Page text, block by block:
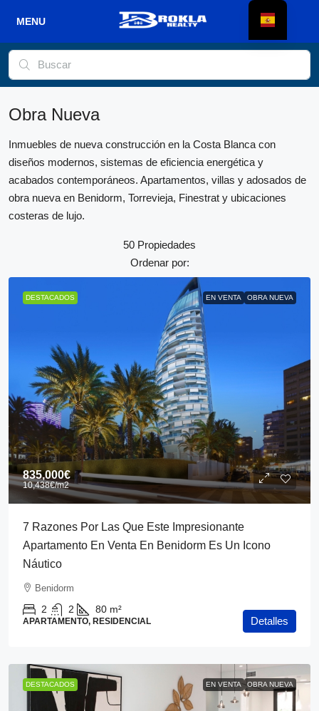
Obra Nueva
Inmuebles de nueva construcción en la Costa Blanca con
diseños modernos, sistemas de eficiencia energética y
acabados contemporáneos. Apartamentos, villas y adosados de
obra nueva en Benidorm, Torrevieja, Finestrat y ubicaciones
costeras de lujo.
50 Propiedades
Ordenar por:
DESTACADOS EN VENTA OBRA NUEVA
835,000€
10,438€/m2
7 Razones Por Las Que Este Impresionante
Apartamento En Venta En Benidorm Es Un Icono
Náutico
Benidorm
2 2 80 m²
APARTAMENTO, RESIDENCIAL Detalles
DESTACADOS EN VENTA OBRA NUEVA